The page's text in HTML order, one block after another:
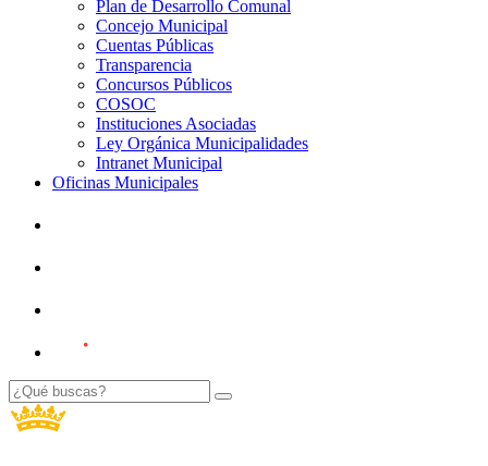
Plan de Desarrollo Comunal
Concejo Municipal
Cuentas Públicas
Transparencia
Concursos Públicos
COSOC
Instituciones Asociadas
Ley Orgánica Municipalidades
Intranet Municipal
Oficinas Municipales